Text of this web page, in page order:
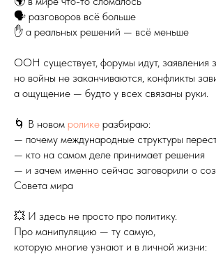
🗣 разговоров всё больше
✋ а реальных решений — всё меньше
ООН существует, форумы идут, заявления
но войны не заканчиваются, конфликты
а ощущение — будто у всех связаны руки.
🌀 В новом ролике разбираю:
— почему международные структуры
— кто на самом деле принимает решения
— и зачем именно сейчас заговорили о
Совета мира
💥 И здесь не просто про политику.
Про манипуляцию — ту самую,
которую многие узнают и в личной жизни: